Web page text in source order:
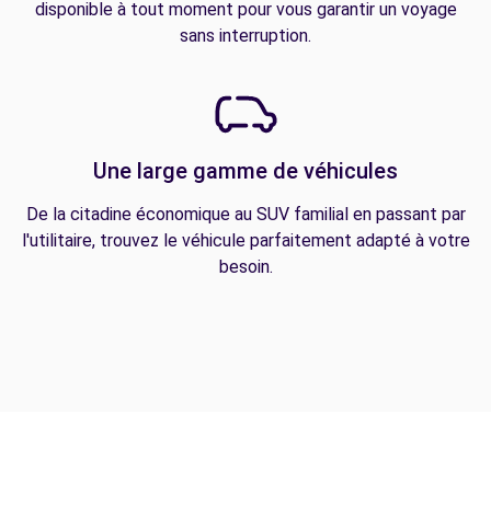
disponible à tout moment pour vous garantir un voyage
sans interruption.
Une large gamme de véhicules
De la citadine économique au SUV familial en passant par
l'utilitaire, trouvez le véhicule parfaitement adapté à votre
besoin.